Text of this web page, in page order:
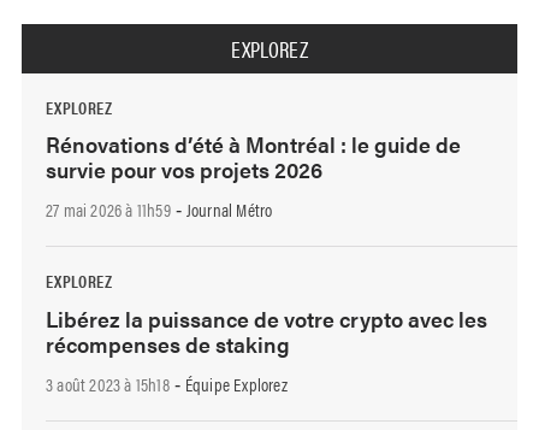
EXPLOREZ
EXPLOREZ
Rénovations d’été à Montréal : le guide de
survie pour vos projets 2026
27 mai 2026 à 11h59- Journal Métro
EXPLOREZ
Libérez la puissance de votre crypto avec les
récompenses de staking
3 août 2023 à 15h18- Équipe Explorez